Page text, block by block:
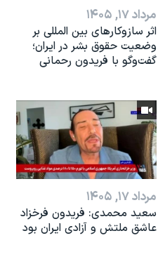
مرداد ۱۷, ۱۴۰۵
اثر ساز‌و‌کارهای بین المللی بر
وضعیت حقوق بشر در ایران؛
گفت‌وگو با فریدون رحمانی
مرداد ۱۷, ۱۴۰۵
سعید محمدی: فریدون فرخزاد
عاشق ملتش و آزادی ایران بود